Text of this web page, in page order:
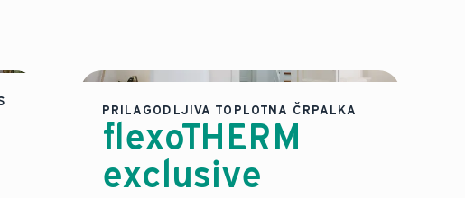
PRILAGODLJIVA TOPLOTNA ČRPALKA
flexoTHERM
exclusive